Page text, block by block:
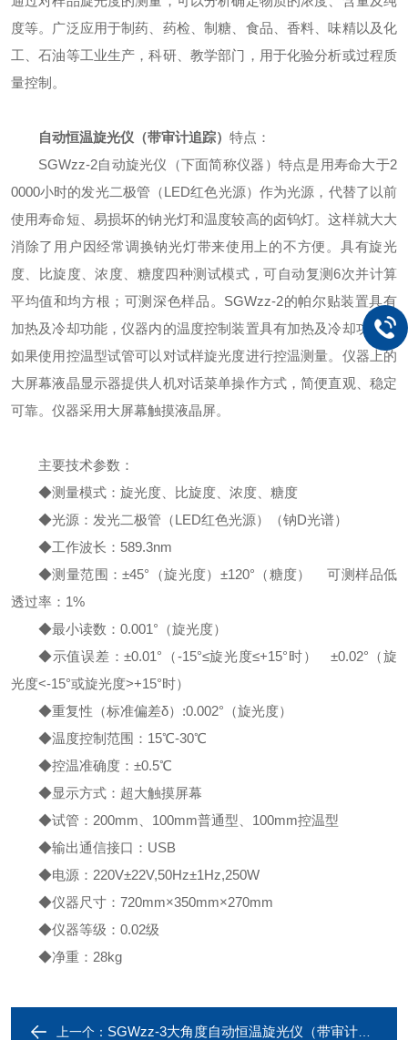
度等。广泛应用于制药、药检、制糖、食品、香料、味精以及化
工、石油等工业生产，科研、教学部门，用于化验分析或过程质
量控制。
自动恒温旋光仪（带审计追踪） 特点：
SGWzz-2自动旋光仪（下面简称仪器）特点是用寿命大于2
0000小时的发光二极管（LED红色光源）作为光源，代替了以前
使用寿命短、易损坏的钠光灯和温度较高的卤钨灯。这样就大大
消除了用户因经常调换钠光灯带来使用上的不方便。具有旋光
度、比旋度、浓度、糖度四种测试模式，可自动复测6次并计算
平均值和均方根；可测深色样品。SGWzz-2的帕尔贴装置具有
加热及冷却功能，仪器内的温度控制装置具有加热及冷却功能，
如果使用控温型试管可以对试样旋光度进行控温测量。仪器上的
大屏幕液晶显示器提供人机对话菜单操作方式，简便直观、稳定
可靠。仪器采用大屏幕触摸液晶屏。
主要技术参数：
◆测量模式：旋光度、比旋度、浓度、糖度
◆光源：发光二极管（LED红色光源）（钠D光谱）
◆工作波长：589.3nm
◆测量范围：±45°（旋光度）±120°（糖度） 可测样品低
透过率：1%
◆最小读数：0.001°（旋光度）
◆示值误差：±0.01°（-15°≤旋光度≤+15°时） ±0.02°（旋
光度<-15°或旋光度>+15°时）
◆重复性（标准偏差δ）:0.002°（旋光度）
◆温度控制范围：15℃-30℃
◆控温准确度：±0.5℃
◆显示方式：超大触摸屏幕
◆试管：200mm、100mm普通型、100mm控温型
◆输出通信接口：USB
◆电源：220V±22V,50Hz±1Hz,250W
◆仪器尺寸：720mm×350mm×270mm
◆仪器等级：0.02级
◆净重：28kg
上一个： SGWzz-3大角度自动恒温旋光仪（带审计追踪）